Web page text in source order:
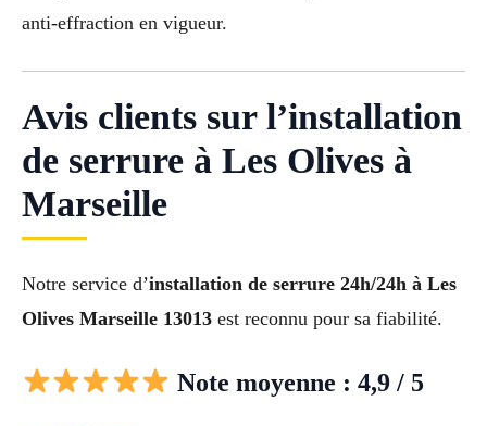
anti-effraction en vigueur.
Avis clients sur l’installation
de serrure à Les Olives à
Marseille
Notre service d’installation de serrure 24h/24h à Les
Olives Marseille 13013 est reconnu pour sa fiabilité.
Note moyenne : 4,9 / 5